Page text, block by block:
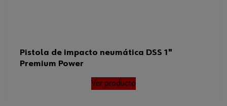
Pistola de impacto neumática DSS 1"
Premium Power
Ver producto